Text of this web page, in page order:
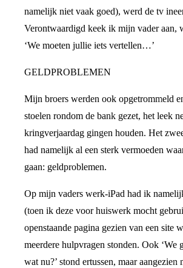
namelijk niet vaak goed), werd de tv
Verontwaardigd keek ik mijn vader aan,
‘We moeten jullie iets vertellen…’
GELDPROBLEMEN
Mijn broers werden ook opgetrommeld
stoelen rondom de bank gezet, het leek
kringverjaardag gingen houden. Het
had namelijk al een sterk vermoeden
gaan: geldproblemen.
Op mijn vaders werk-iPad had ik
(toen ik deze voor huiswerk mocht
openstaande pagina gezien van een site
meerdere hulpvragen stonden. Ook ‘We
wat nu?’ stond ertussen, maar